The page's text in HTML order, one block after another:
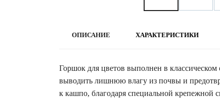
ОПИСАНИЕ ХАРАКТЕРИСТИКИ
Горшок для цветов выполнен в
выводить лишнюю влагу из почвы и
к кашпо, благодаря специальной крепежной